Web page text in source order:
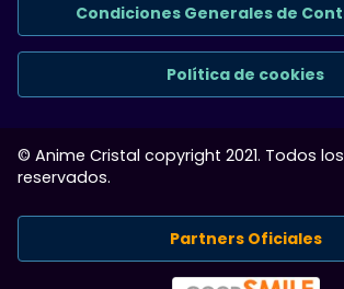
Condiciones Generales de
Política de cookies
© Anime Cristal copyright 2021. Todos
reservados.
Partners Oficiales